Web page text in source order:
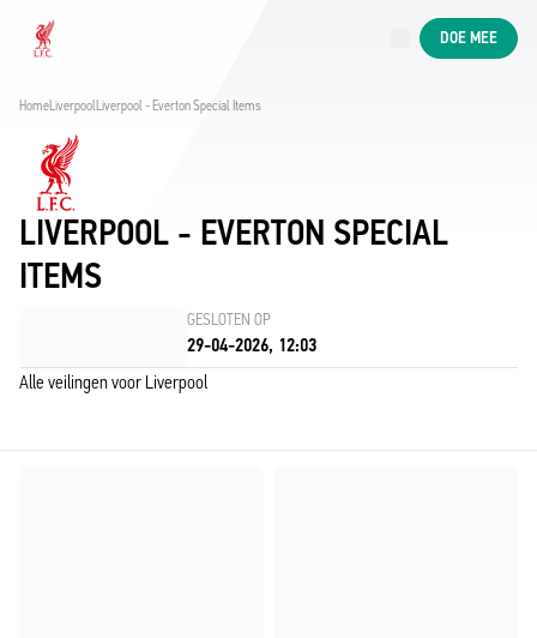
Now live
DOE MEE
HomeLiverpoolLiverpool - Everton Special Items
LIVERPOOL - EVERTON SPECIAL
ITEMS
GESLOTEN OP
29-04-2026, 12:03
Alle veilingen voor Liverpool